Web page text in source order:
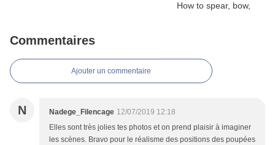
Commentaires
Ajouter un commentaire
N Nadege_Filencage 12/07/2019 12:18
Elles sont très jolies tes photos et on prend plaisir à imaginer
les scènes. Bravo pour le réalisme des positions des poupées